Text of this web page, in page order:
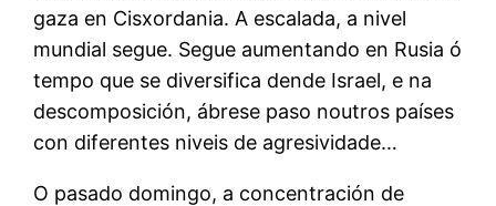
gaza en Cisxordania. A escalada, a nivel
mundial segue. Segue aumentando en Rusia ó
tempo que se diversifica dende Israel, e na
descomposición, ábrese paso noutros países
con diferentes niveis de agresividade…
O pasado domingo, a concentración de